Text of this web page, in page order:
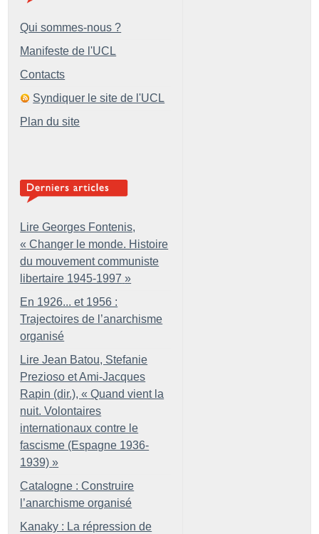
Qui sommes-nous ?
Manifeste de l'UCL
Contacts
Syndiquer le site de l'UCL
Plan du site
Lire Georges Fontenis,
« Changer le monde. Histoire
du mouvement communiste
libertaire 1945-1997 »
En 1926... et 1956 :
Trajectoires de l’anarchisme
organisé
Lire Jean Batou, Stefanie
Prezioso et Ami-Jacques
Rapin (dir.), « Quand vient la
nuit. Volontaires
internationaux contre le
fascisme (Espagne 1936-
1939) »
Catalogne : Construire
l’anarchisme organisé
Kanaky : La répression de